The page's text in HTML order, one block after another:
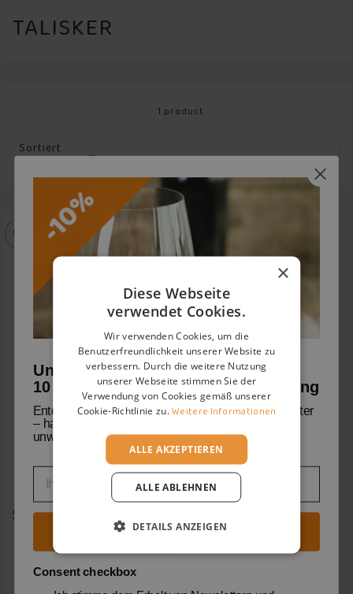
TALISKER
1 product
Sortiert

 05: 41:42
Whisky Talisker 10
Years Old Single Malt
Scotch - Talisker [0.70
Lt, Astucciato]
38,92 € 42,43 €
8%
Unser Willkommensgruß:
10 % Rabatt auf deine erste Bestellung
Entdecke mit uns die Welt der Weine und Weingüter
– handverlesene Geheimtipps und viele
unwiderstehliche Angebote warten auf dich.
Email
Jetzt Entdeckungsreise starten
Consent checkbox
×
Diese Webseite
verwendet Cookies.
Wir verwenden Cookies, um die
Benutzerfreundlichkeit unserer Website zu
verbessern. Durch die weitere Nutzung
unserer Webseite stimmen Sie der
Verwendung von Cookies gemäß unserer
Cookie-Richtlinie zu.Weitere Informationen
ALLE AKZEPTIEREN
ALLE ABLEHNEN
DETAILS ANZEIGEN